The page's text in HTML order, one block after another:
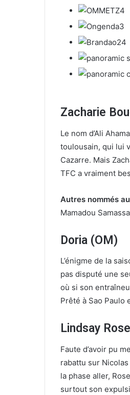
Zacharie
Le nom d’Ali
toulousain, qui lui
Cazarre. Mais
TFC a vraiment
Autres nommés
Mamadou
Doria (OM)
L’énigme de la
pas disputé une
où si son
Prêté à Sao Paulo
Lindsay
Faute d’avoir pu
rabattu sur
la phase aller,
surtout son